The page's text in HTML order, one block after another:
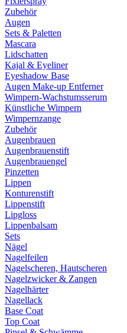
Zubehör
Augen
Sets & Paletten
Mascara
Lidschatten
Kajal & Eyeliner
Eyeshadow Base
Augen Make-up Entferner
Wimpern-Wachstumsserum
Künstliche Wimpern
Wimpernzange
Zubehör
Augenbrauen
Augenbrauenstift
Augenbrauengel
Pinzetten
Lippen
Konturenstift
Lippenstift
Lipgloss
Lippenbalsam
Sets
Nägel
Nagelfeilen
Nagelscheren, Hautscheren
Nagelzwicker & Zangen
Nagelhärter
Nagellack
Base Coat
Top Coat